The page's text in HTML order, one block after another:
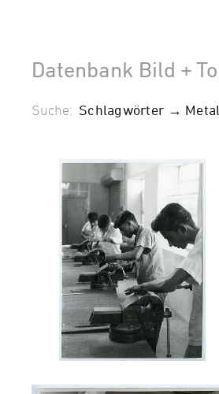
Datenbank Bild +
Suche: Schlagwörter →